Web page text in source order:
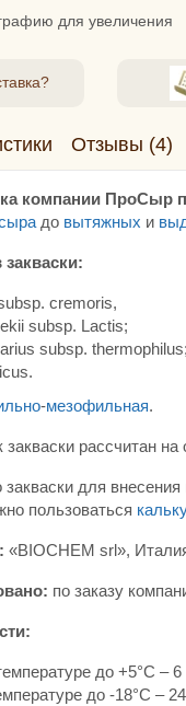
для увеличения
Отзывы (4)
компании ПроСыр
до вытяжных и
cremoris,
subsp. Lactis;
subsp. thermophilus;
-мезофильная.
закваски рассчитан
закваски для
пользоваться
«BIOCHEM srl»,
по заказу
до +5°С –
до -18°С –